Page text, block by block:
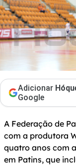
Adicionar
Google
A Federação de
com a produtora
quatro anos com
em Patins, que